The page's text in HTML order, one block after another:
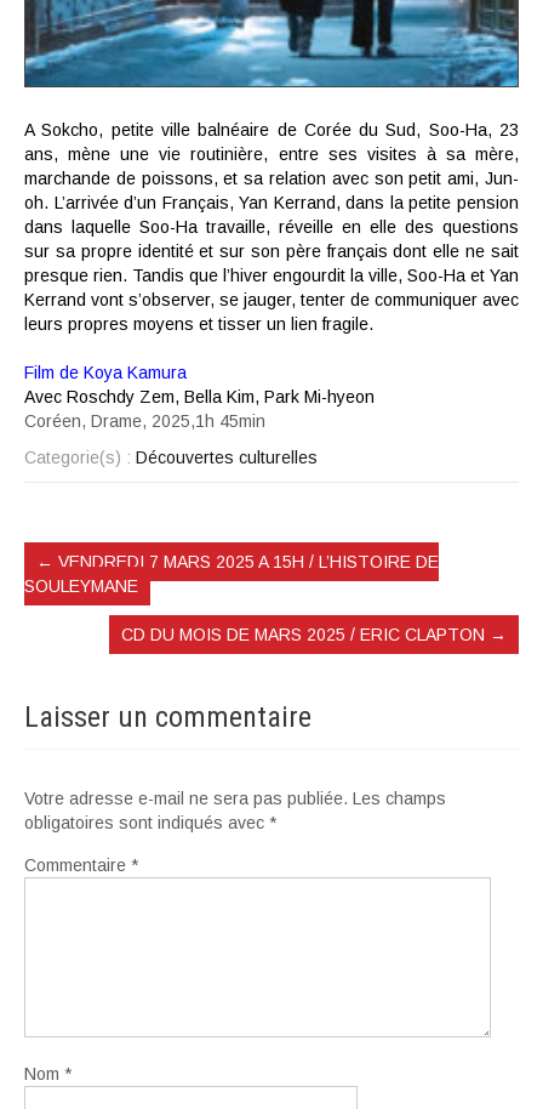
A Sokcho, petite ville balnéaire de Corée du Sud, Soo-Ha, 23
ans, mène une vie routinière, entre ses visites à sa mère,
marchande de poissons, et sa relation avec son petit ami, Jun-
oh. L’arrivée d’un Français, Yan Kerrand, dans la petite pension
dans laquelle Soo-Ha travaille, réveille en elle des questions
sur sa propre identité et sur son père français dont elle ne sait
presque rien. Tandis que l’hiver engourdit la ville, Soo-Ha et Yan
Kerrand vont s’observer, se jauger, tenter de communiquer avec
leurs propres moyens et tisser un lien fragile.
Film de Koya Kamura
Avec Roschdy Zem, Bella Kim, Park Mi-hyeon
Coréen, Drame, 2025,1h 45min
Categorie(s) : Découvertes culturelles
← VENDREDI 7 MARS 2025 A 15H / L’HISTOIRE DE
SOULEYMANE
CD DU MOIS DE MARS 2025 / ERIC CLAPTON →
Laisser un commentaire
Votre adresse e-mail ne sera pas publiée. Les champs
obligatoires sont indiqués avec *
Commentaire *
Nom *